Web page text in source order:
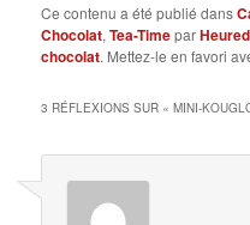
Ce contenu a été publié dans
Chocolat,Tea-Timepar
chocolat. Mettez-le en favori
3 RÉFLEXIONS SUR «MINI-